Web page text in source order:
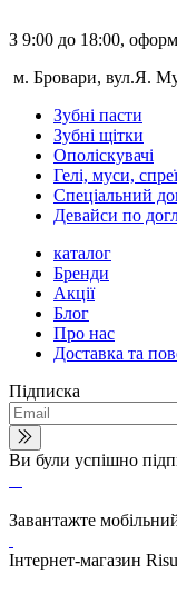
З 9:00 до 18:00,
м. Бровари, вул.Я.
Зубні пасти
Зубні щітки
Ополіскувачі
Гелі, муси, спреї
Спеціальний
Девайси по
каталог
Бренди
Акції
Блог
Про нас
Доставка та
Підписка
Ви були успішно
Завантажте
Інтернет-магазин